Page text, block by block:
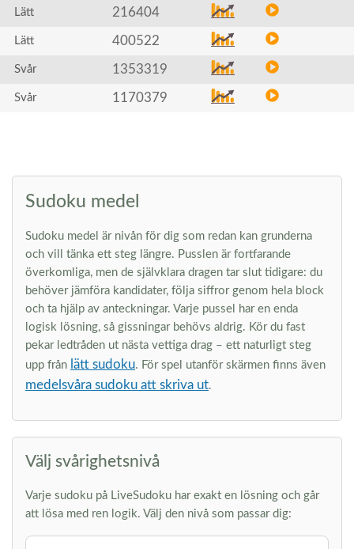
Lätt 216404
Lätt 400522
Svår 1353319
Svår 1170379
Sudoku medel
Sudoku medel är nivån för dig som redan kan grunderna
och vill tänka ett steg längre. Pusslen är fortfarande
överkomliga, men de självklara dragen tar slut tidigare: du
behöver jämföra kandidater, följa siffror genom hela block
och ta hjälp av anteckningar. Varje pussel har en enda
logisk lösning, så gissningar behövs aldrig. Kör du fast
pekar ledtråden ut nästa vettiga drag – ett naturligt steg
upp från lätt sudoku. För spel utanför skärmen finns även
medelsvåra sudoku att skriva ut.
Välj svårighetsnivå
Varje sudoku på LiveSudoku har exakt en lösning och går
att lösa med ren logik. Välj den nivå som passar dig: